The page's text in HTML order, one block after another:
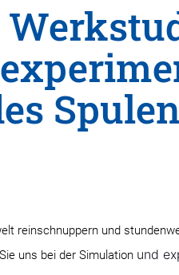
reinschnuppern und
uns bei der Simulation und